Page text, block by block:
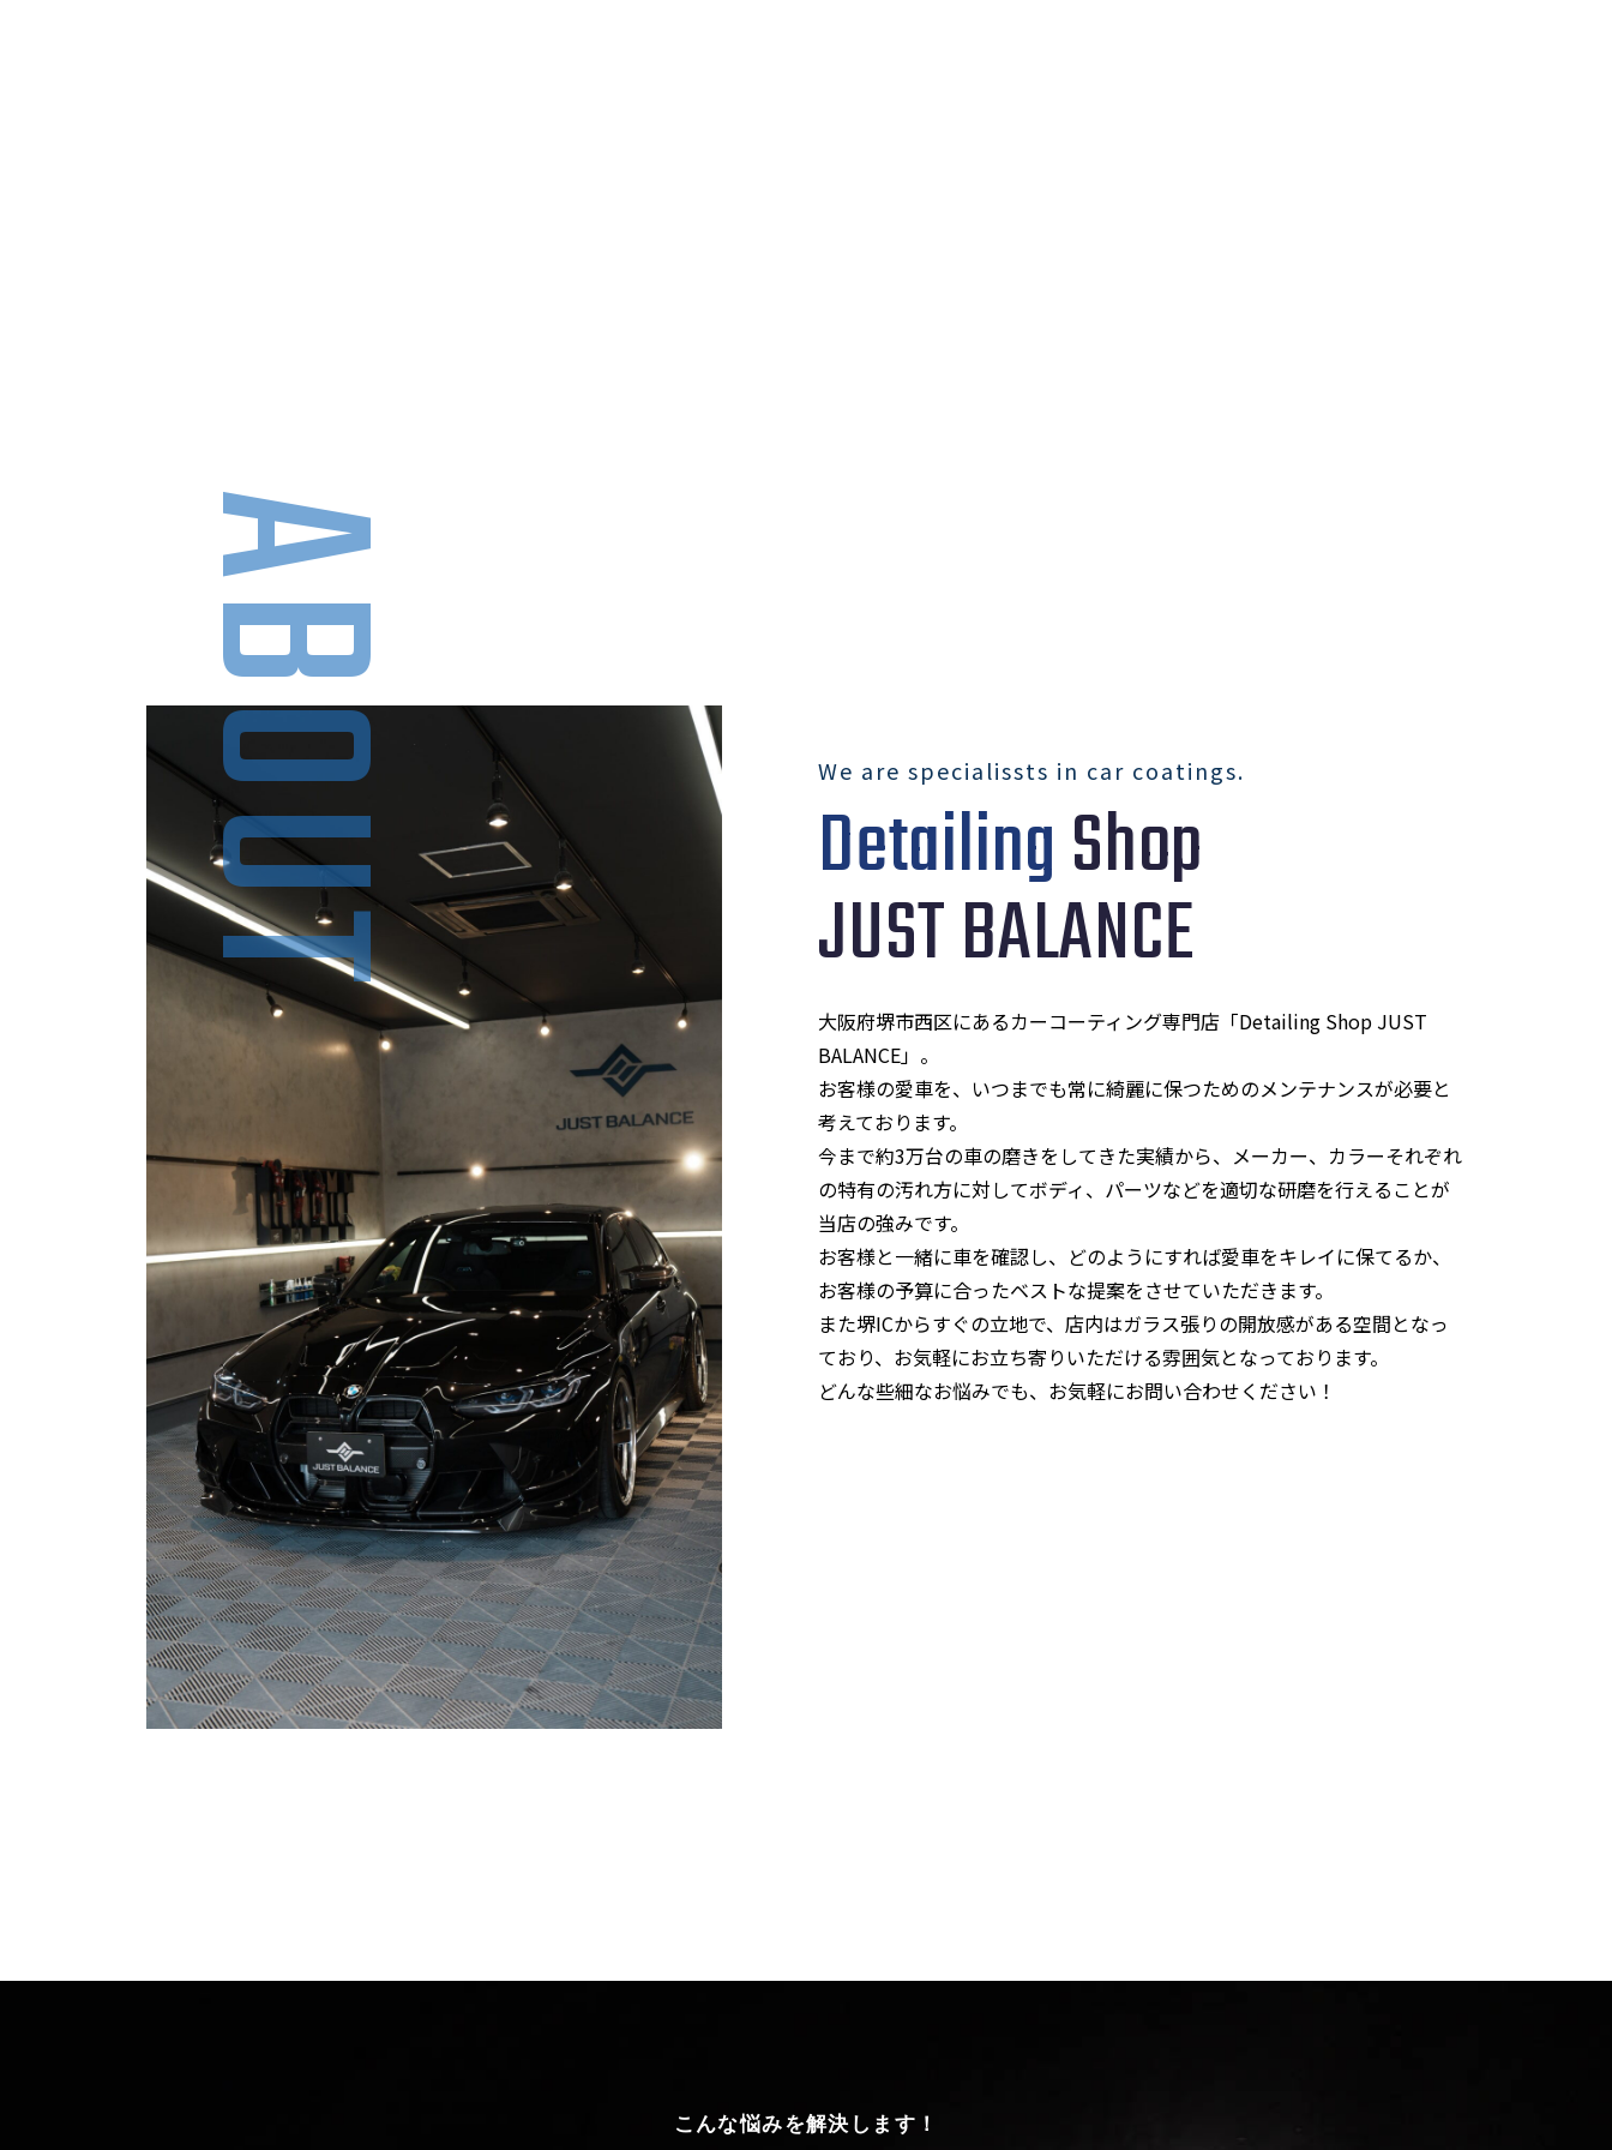
ABOUT We are specialissts in car coatings.
DetailingShop
JUST BALANCE
大阪府堺市西区にあるカーコーティング専門店「Detailing Shop JUST
BALANCE」。
お客様の愛車を、いつまでも常に綺麗に保つためのメンテナンスが必要と
考えております。
今まで約3万台の車の磨きをしてきた実績から、メーカー、カラーそれぞれ
の特有の汚れ方に対してボディ、パーツなどを適切な研磨を行えることが
当店の強みです。
お客様と一緒に車を確認し、どのようにすれば愛車をキレイに保てるか、
お客様の予算に合ったベストな提案をさせていただきます。
また堺ICからすぐの立地で、店内はガラス張りの開放感がある空間となっ
ており、お気軽にお立ち寄りいただける雰囲気となっております。
どんな些細なお悩みでも、お気軽にお問い合わせください！
こんな悩みを解決します！